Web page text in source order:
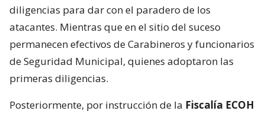
diligencias para dar con el paradero de los
atacantes. Mientras que en el sitio del suceso
permanecen efectivos de Carabineros y funcionarios
de Seguridad Municipal, quienes adoptaron las
primeras diligencias.
Posteriormente, por instrucción de la Fiscalía ECOH